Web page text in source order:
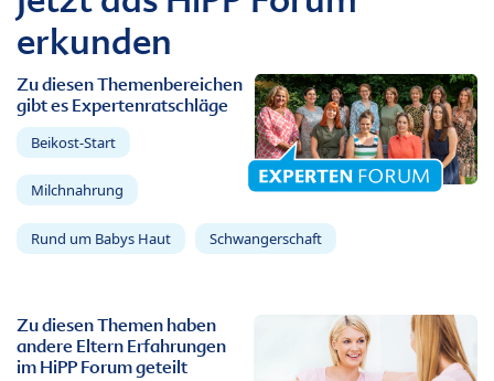
erkunden
Zu diesen Themenbereichen
gibt es Expertenratschläge
Beikost-Start
Milchnahrung
Rund um Babys Haut Schwangerschaft
Zu diesen Themen haben
andere Eltern Erfahrungen
im HiPP Forum geteilt